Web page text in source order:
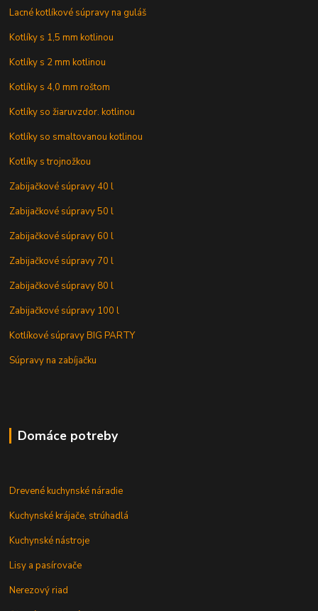
Lacné kotlíkové súpravy na guláš
Kotlíky s 1,5 mm kotlinou
Kotlíky s 2 mm kotlinou
Kotlíky s 4,0 mm roštom
Kotlíky so žiaruvzdor. kotlinou
Kotlíky so smaltovanou kotlinou
Kotlíky s trojnožkou
Zabijačkové súpravy 40 l
Zabijačkové súpravy 50 l
Zabijačkové súpravy 60 l
Zabijačkové súpravy 70 l
Zabijačkové súpravy 80 l
Zabijačkové súpravy 100 l
Kotlíkové súpravy BIG PARTY
Súpravy na zabíjačku
Domáce potreby
Drevené kuchynské náradie
Kuchynské krájače, strúhadlá
Kuchynské nástroje
Lisy a pasírovače
Nerezový riad